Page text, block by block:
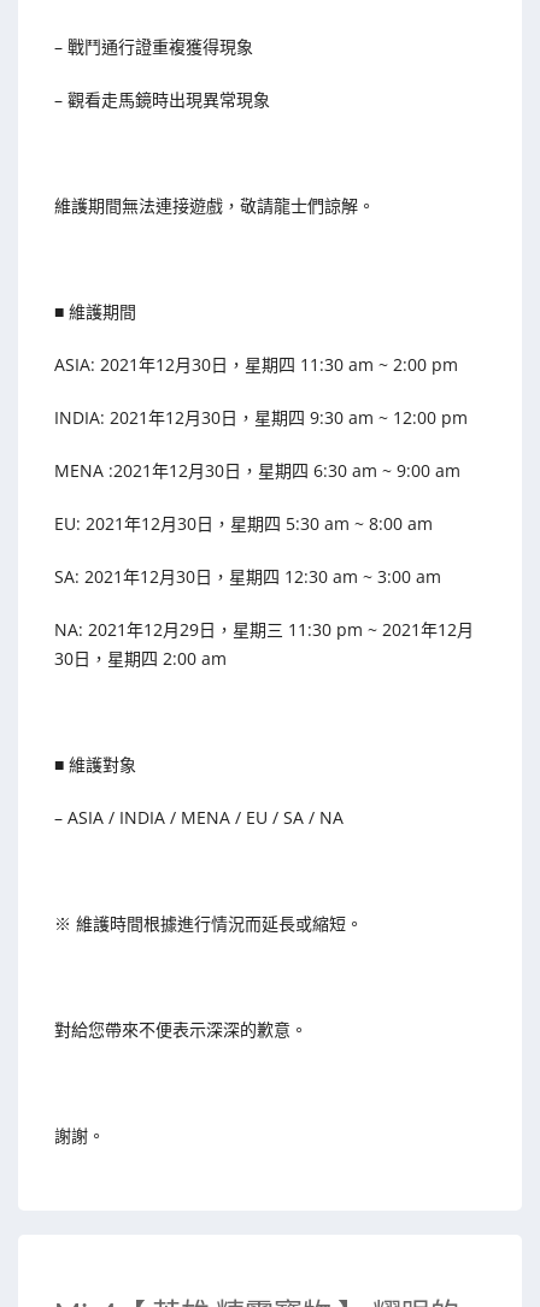
– 戰鬥通行證重複獲得現象
– 觀看走馬鏡時出現異常現象
維護期間無法連接遊戲，敬請龍士們諒解。
■ 維護期間
ASIA: 2021年12月30日，星期四 11:30 am ~ 2:00 pm
INDIA: 2021年12月30日，星期四 9:30 am ~ 12:00 pm
MENA :2021年12月30日，星期四 6:30 am ~ 9:00 am
EU: 2021年12月30日，星期四 5:30 am ~ 8:00 am
SA: 2021年12月30日，星期四 12:30 am ~ 3:00 am
NA: 2021年12月29日，星期三 11:30 pm ~ 2021年12月
30日，星期四 2:00 am
■ 維護對象
– ASIA / INDIA / MENA / EU / SA / NA
※ 維護時間根據進行情況而延長或縮短。
對給您帶來不便表示深深的歉意。
謝謝。